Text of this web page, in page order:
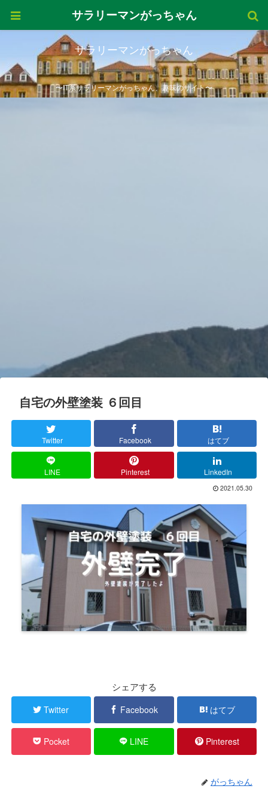
サラリーマンがっちゃん
〜IT系サラリーマンがっちゃん、趣味のサイト〜
自宅の外壁塗装 ６回目
Twitter Facebook はてブ
LINE Pinterest LinkedIn
2021.05.30
シェアする
Twitter Facebook はてブ
Pocket LINE Pinterest
がっちゃん
サラリーマンがっちゃん